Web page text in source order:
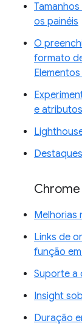
os painéis
O
formato
e
Chrome
Melhorias
Links de
função
Suporte a
Insight
Duração